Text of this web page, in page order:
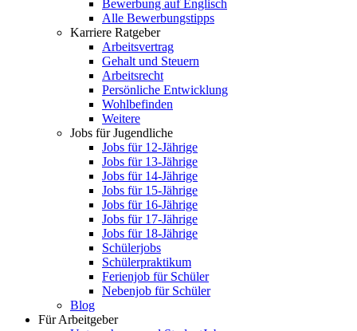
Bewerbung auf Englisch
Alle Bewerbungstipps
Karriere Ratgeber
Arbeitsvertrag
Gehalt und Steuern
Arbeitsrecht
Persönliche Entwicklung
Wohlbefinden
Weitere
Jobs für Jugendliche
Jobs für 12-Jährige
Jobs für 13-Jährige
Jobs für 14-Jährige
Jobs für 15-Jährige
Jobs für 16-Jährige
Jobs für 17-Jährige
Jobs für 18-Jährige
Schülerjobs
Schülerpraktikum
Ferienjob für Schüler
Nebenjob für Schüler
Blog
Für Arbeitgeber